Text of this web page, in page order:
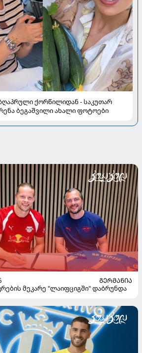
ქორწილიდან - საკუთარ
ბეგაშვილი ახალი ფოტოები
ᲒᲔᲠᲛᲐᲜᲘᲐ
მეკარე "ლაიფციგში" დაბრუნდა